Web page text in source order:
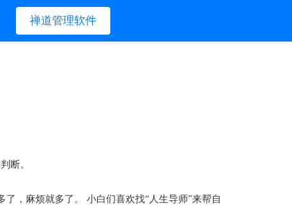
禅道管理软件
断。
，麻烦就多了。 小白们喜欢找“人生导师”来帮自